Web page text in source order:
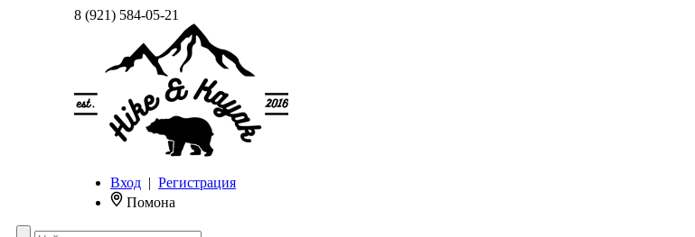
8 (921) 584-05-21
Вход | Регистрация
Помона